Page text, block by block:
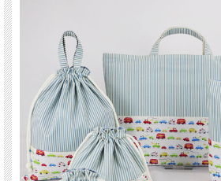
手提げレッスンバッグ【大】5点セット（大きめ通
園グッズ（ハンドメイド）縦３５×横４５×マチ５
こちらは、単品購入より1,000円以上、お